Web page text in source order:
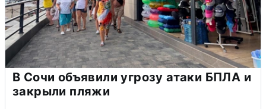
В Сочи объявили угрозу атаки БПЛА и
закрыли пляжи